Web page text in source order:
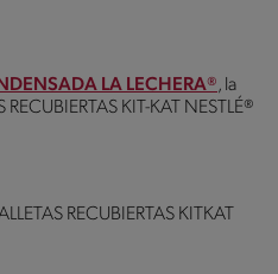
LA LECHERA®, la
KIT-KAT NESTLÉ®
RECUBIERTAS KITKAT